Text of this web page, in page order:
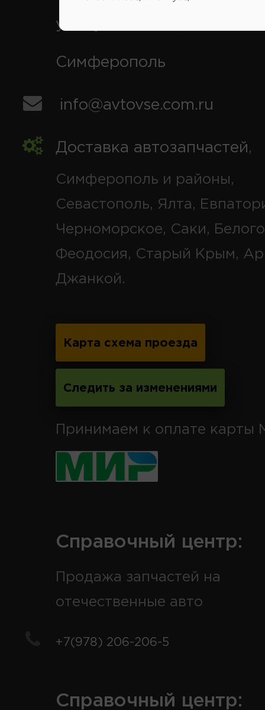
ул. Кубанская 9, г.
Симферополь
info@avtovse.com.ru
Доставка автозапчастей,
Симферополь и районы,
Севастополь, Ялта,
Черноморское, Саки,
Феодосия, Старый Крым,
Джанкой.
Карта схема проезда
Следить за изменениями
Принимаем к оплате карты
Справочный центр:
Продажа запчастей на
отечественные авто
+7(978) 206-206-5
Справочный центр: